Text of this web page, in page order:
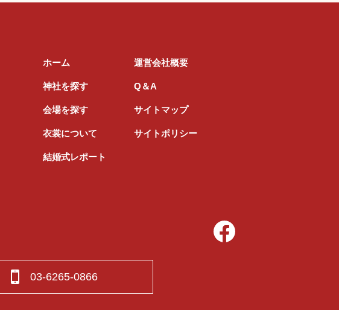
ホーム
神社を探す
会場を探す
衣裳について
結婚式レポート
運営会社概要
Q＆A
サイトマップ
サイトポリシー
03-6265-0866